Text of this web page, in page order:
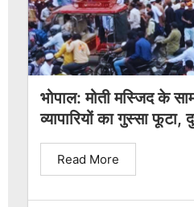
भोपाल: मोती मस्जिद के
व्यापारियों का गुस्सा
Read More